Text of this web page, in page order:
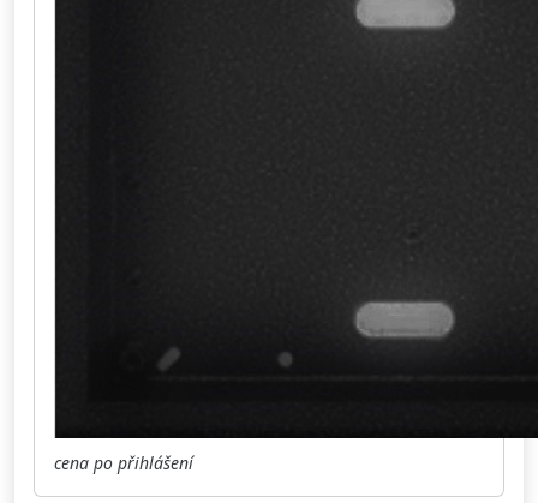
cena po přihlášení